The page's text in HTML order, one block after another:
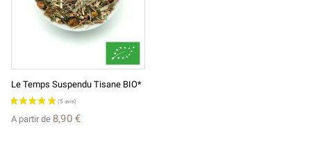
Le Temps Suspendu Tisane BIO*
A partir de 8,90 €